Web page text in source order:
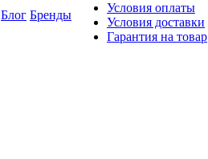
Блог Бренды
Условия оплаты
Условия доставки
Гарантия на товар